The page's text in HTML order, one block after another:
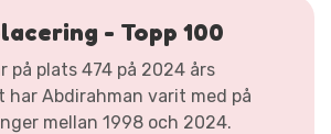
- Topp 100
på plats 474 på 2024 års
har Abdirahman varit med på
mellan 1998 och 2024.